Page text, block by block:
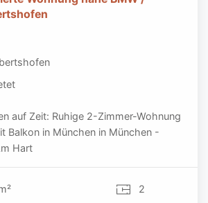
auf Zeit: Ruhige 2-Zimmer-Wohnung
Balkon in München in München -
Hart
2